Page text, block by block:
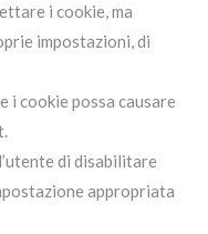
i cookie, ma
impostazioni, di
i cookie possa causare
di disabilitare
appropriata